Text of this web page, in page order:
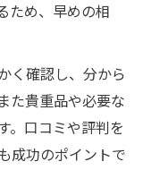
ため、早めの相
く確認し、分から
た貴重品や必要な
。口コミや評判を
成功のポイントで